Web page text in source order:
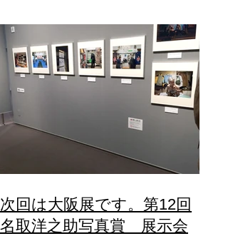
次回は大阪展です。第12回
名取洋之助写真賞 展示会